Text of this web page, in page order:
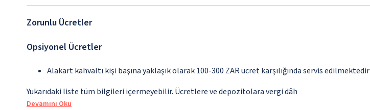
Zorunlu Ücretler
Opsiyonel Ücretler
Alakart kahvaltı kişi başına yaklaşık olarak 100-300 ZAR ücret karşılığında servis edilmektedir
Yukarıdaki liste tüm bilgileri içermeyebilir. Ücretlere ve depozitolara vergi dâh
Devamını Oku